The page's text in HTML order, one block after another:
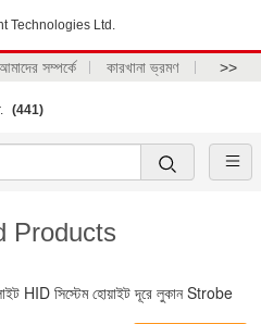
Technologies Ltd.
সম্পর্কে কারখানা ভ্রমণ >>
(441)
Products
HID সিস্টেম হোয়াইট দূরে লুকান Strobe